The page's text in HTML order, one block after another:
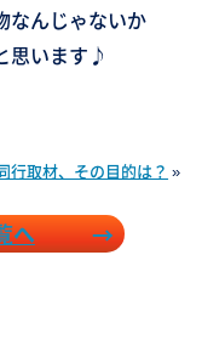
なんじゃないか
思います♪
行取材、その目的は？ »
へ